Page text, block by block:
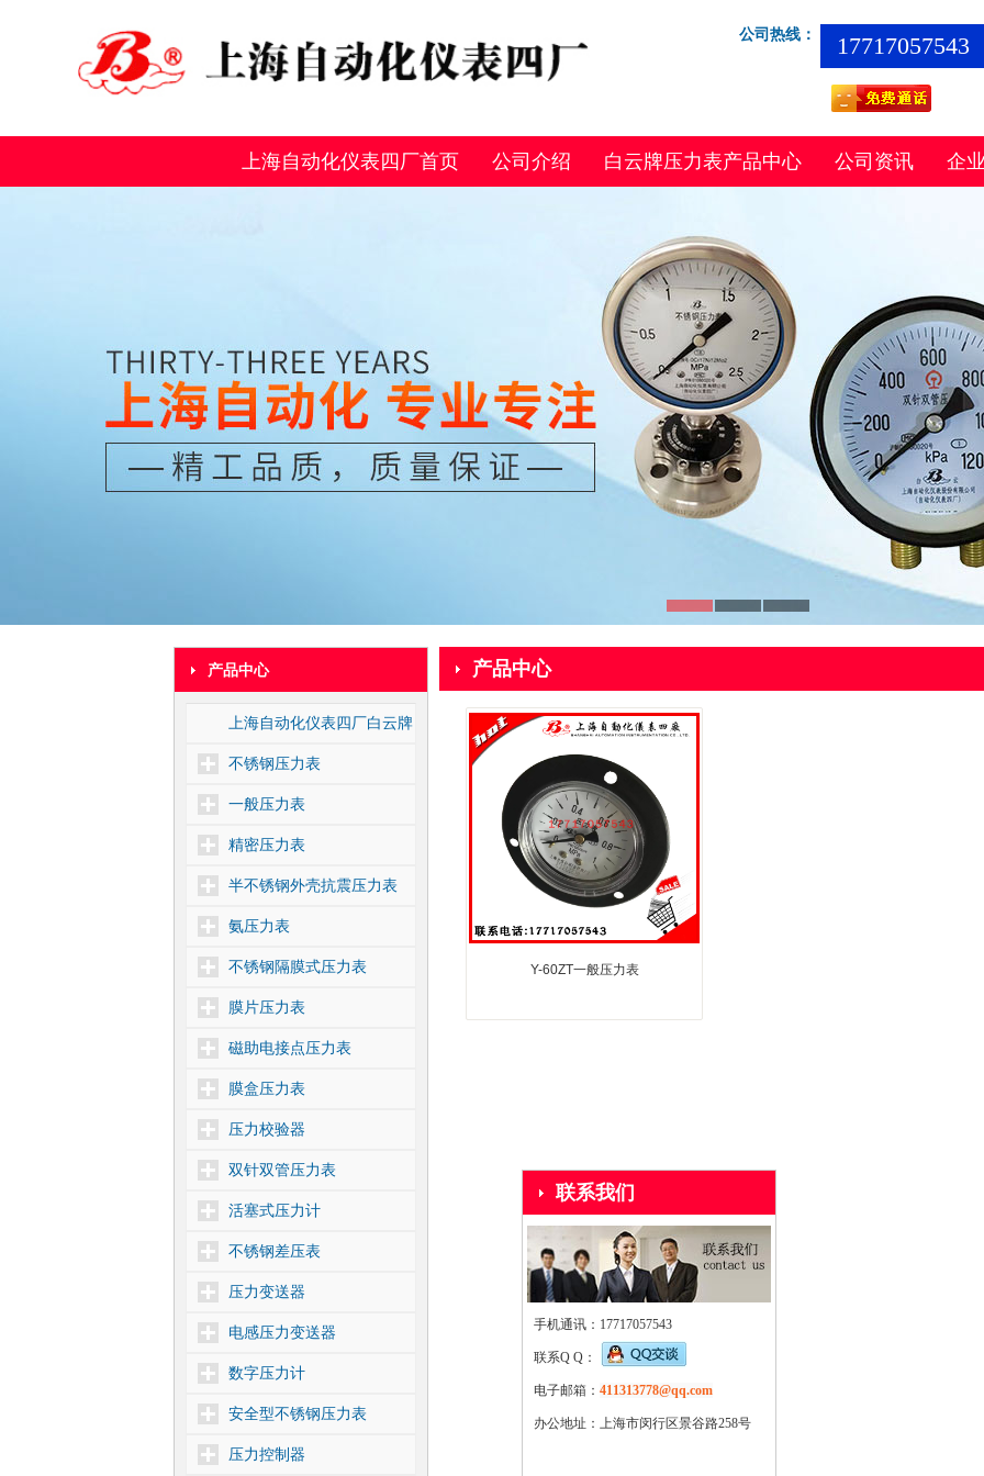
公司热线： 17717057543
上海自动化仪表四厂首页 公司介绍 白云牌压力表产品中心 公司资讯 企
产品中心
上海自动化仪表四厂白云牌
不锈钢压力表
一般压力表
精密压力表
半不锈钢外壳抗震压力表
氨压力表
不锈钢隔膜式压力表
膜片压力表
磁助电接点压力表
膜盒压力表
压力校验器
双针双管压力表
活塞式压力计
不锈钢差压表
压力变送器
电感压力变送器
数字压力计
安全型不锈钢压力表
压力控制器
产品中心
Y-60ZT一般压力表
联系我们
手机通讯：17717057543
联系Q Q：
电子邮箱： 411313778@qq.com
办公地址：上海市闵行区景谷路258号